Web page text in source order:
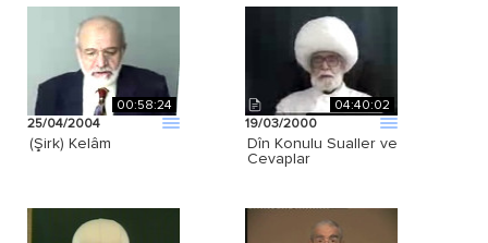
00:58:24
25/04/2004
(Şirk) Kelâm
04:40:02
19/03/2000
Dîn Konulu Sualler ve
Cevaplar